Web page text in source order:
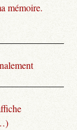
mémoire.